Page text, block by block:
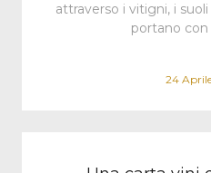
attraverso i vitigni, i
portano
24